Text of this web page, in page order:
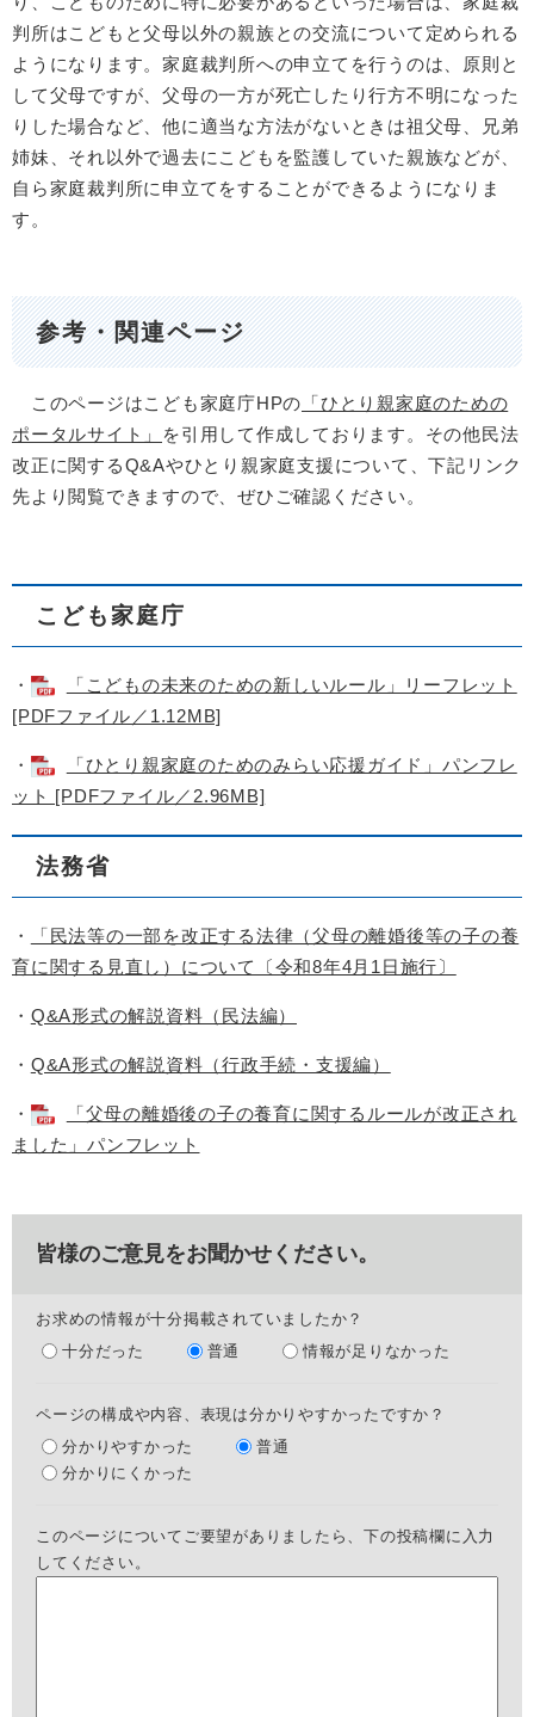
判所はこどもと父母以外の親族との交流について定められる
ようになります。家庭裁判所への申立てを行うのは、原則と
して父母ですが、父母の一方が死亡したり行方不明になった
りした場合など、他に適当な方法がないときは祖父母、兄弟
姉妹、それ以外で過去にこどもを監護していた親族などが、
自ら家庭裁判所に申立てをすることができるようになりま
す。
参考・関連ページ
このページはこども家庭庁HPの 「ひとり親家庭のための
ポータルサイト」
を引用して作成しております。その他民法
改正に関するQ&Aやひとり親家庭支援について、下記リンク
先より閲覧できますので、ぜひご確認ください。
こども家庭庁
・
「こどもの未来のための新しいルール」リーフレット
[PDFファイル／1.12MB]
・
「ひとり親家庭のためのみらい応援ガイド」パンフレ
ット [PDFファイル／2.96MB]
法務省
・
「民法等の一部を改正する法律（父母の離婚後等の子の養
育に関する見直し）について〔令和8年4月1日施行〕
・ Q&A形式の解説資料（民法編）
・ Q&A形式の解説資料（行政手続・支援編）
・
「父母の離婚後の子の養育に関するルールが改正され
ました」パンフレット
皆様のご意見をお聞かせください。
お求めの情報が十分掲載されていましたか？
十分だった
普通 情報が足りなかった
ページの構成や内容、表現は分かりやすかったですか？
分かりやすかった
普通
分かりにくかった
このページについてご要望がありましたら、下の投稿欄に入力
してください。